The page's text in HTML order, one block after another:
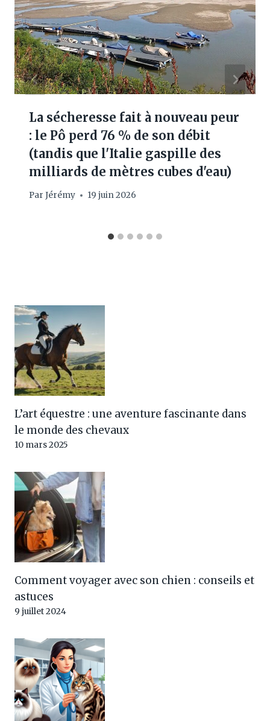
La sécheresse fait à nouveau peur
: le Pô perd 76 % de son débit
(tandis que l'Italie gaspille des
milliards de mètres cubes d'eau)
Par Jérémy 19 juin 2026
L’art équestre : une aventure fascinante dans
le monde des chevaux
10 mars 2025
Comment voyager avec son chien : conseils et
astuces
9 juillet 2024